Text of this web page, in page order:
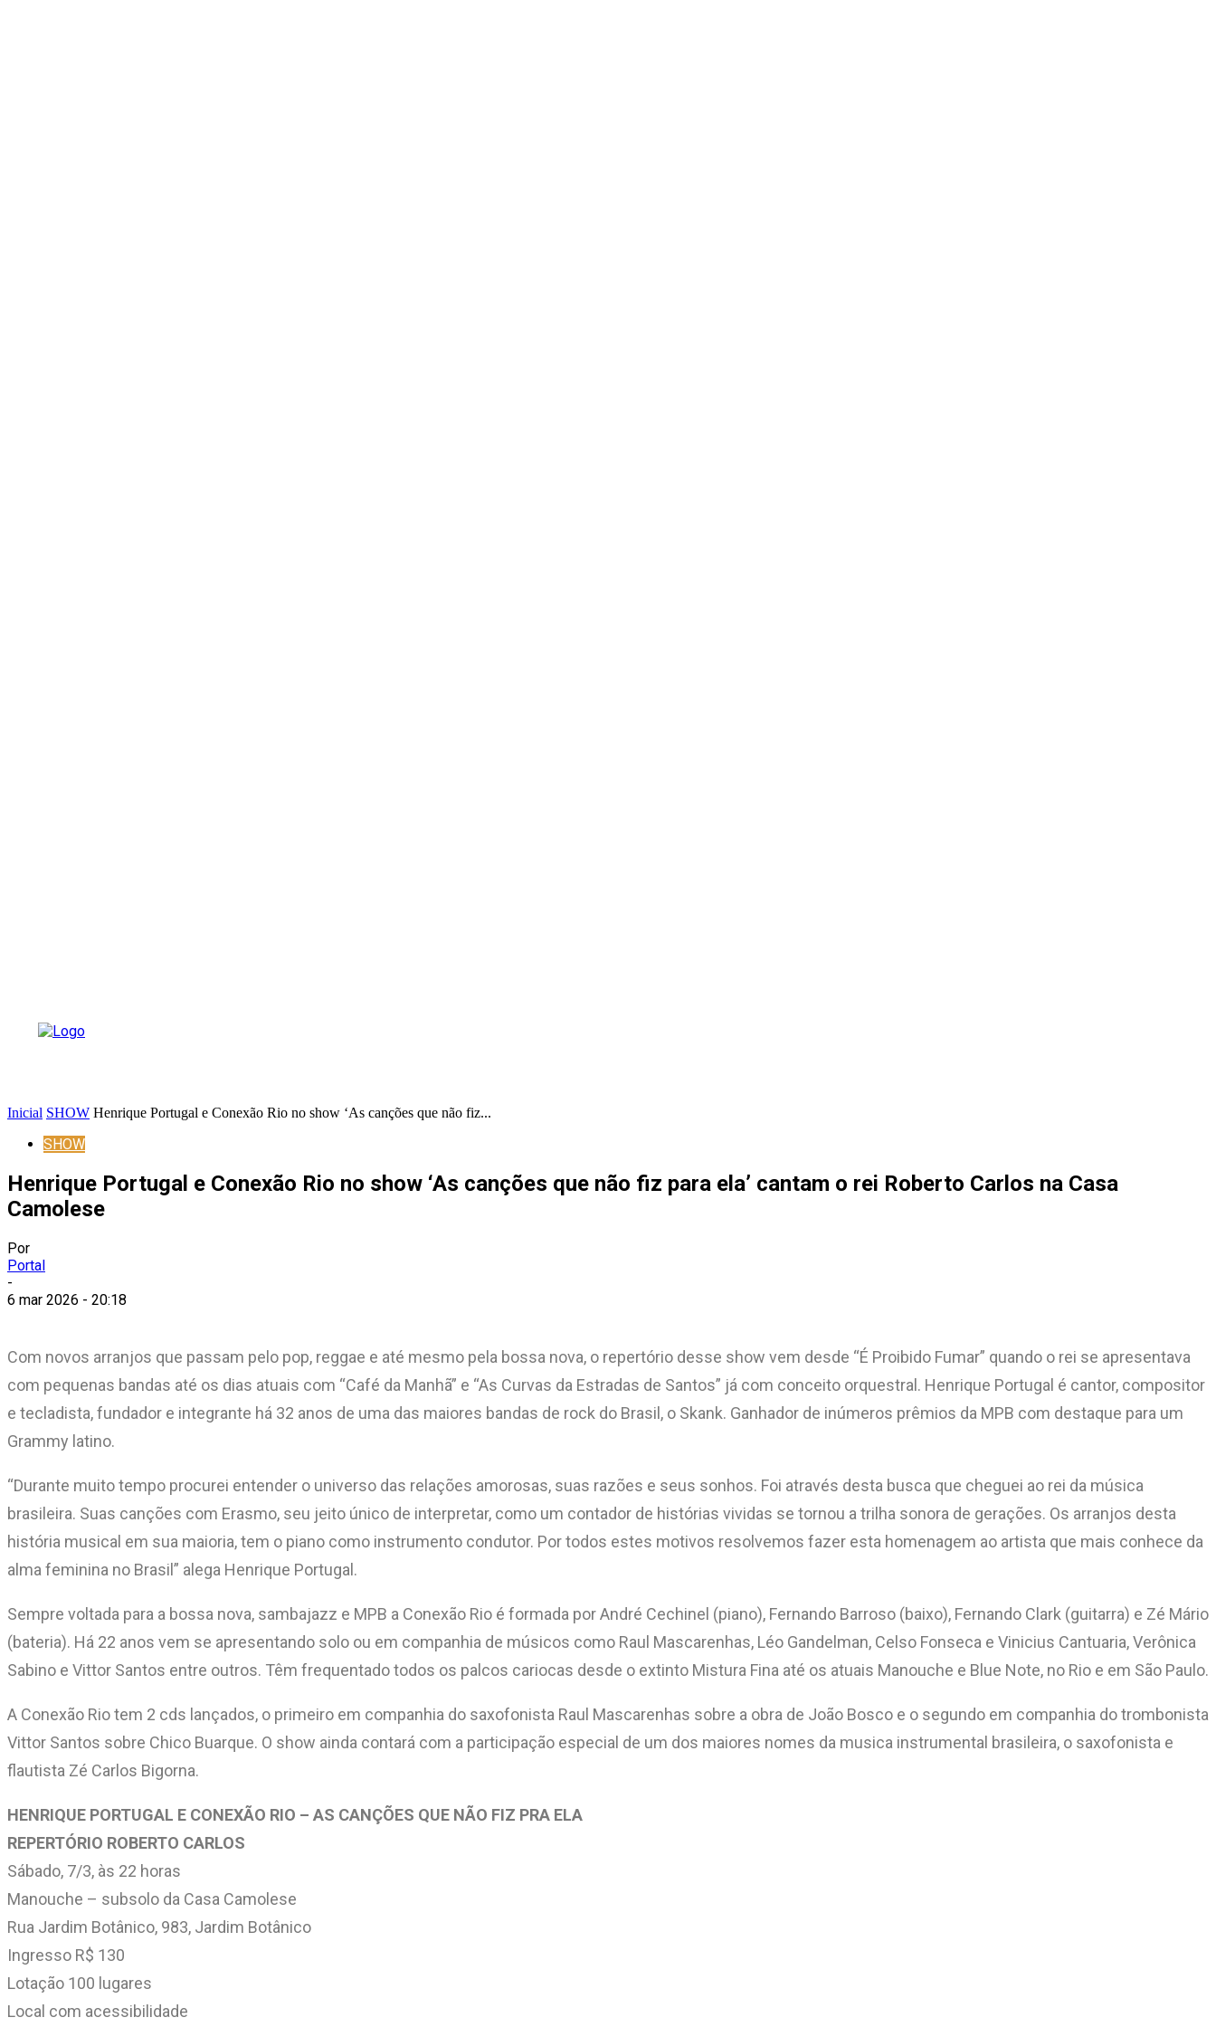
Inicial SHOW Henrique Portugal e Conexão Rio no show ‘As canções que não fiz...
SHOW
Henrique Portugal e Conexão Rio no show ‘As canções que não fiz para ela’ cantam o rei Roberto Carlos na Casa
Camolese
Por
Portal
-
6 mar 2026 - 20:18
Com novos arranjos que passam pelo pop, reggae e até mesmo pela bossa nova, o repertório desse show vem desde “É Proibido Fumar” quando o rei se apresentava
com pequenas bandas até os dias atuais com “Café da Manhã” e “As Curvas da Estradas de Santos” já com conceito orquestral. Henrique Portugal é cantor, compositor
e tecladista, fundador e integrante há 32 anos de uma das maiores bandas de rock do Brasil, o Skank. Ganhador de inúmeros prêmios da MPB com destaque para um
Grammy latino.
“Durante muito tempo procurei entender o universo das relações amorosas, suas razões e seus sonhos. Foi através desta busca que cheguei ao rei da música
brasileira. Suas canções com Erasmo, seu jeito único de interpretar, como um contador de histórias vividas se tornou a trilha sonora de gerações. Os arranjos desta
história musical em sua maioria, tem o piano como instrumento condutor. Por todos estes motivos resolvemos fazer esta homenagem ao artista que mais conhece da
alma feminina no Brasil” alega Henrique Portugal.
Sempre voltada para a bossa nova, sambajazz e MPB a Conexão Rio é formada por André Cechinel (piano), Fernando Barroso (baixo), Fernando Clark (guitarra) e Zé Mário
(bateria). Há 22 anos vem se apresentando solo ou em companhia de músicos como Raul Mascarenhas, Léo Gandelman, Celso Fonseca e Vinicius Cantuaria, Verônica
Sabino e Vittor Santos entre outros. Têm frequentado todos os palcos cariocas desde o extinto Mistura Fina até os atuais Manouche e Blue Note, no Rio e em São Paulo.
A Conexão Rio tem 2 cds lançados, o primeiro em companhia do saxofonista Raul Mascarenhas sobre a obra de João Bosco e o segundo em companhia do trombonista
Vittor Santos sobre Chico Buarque. O show ainda contará com a participação especial de um dos maiores nomes da musica instrumental brasileira, o saxofonista e
flautista Zé Carlos Bigorna.
HENRIQUE PORTUGAL E CONEXÃO RIO – AS CANÇÕES QUE NÃO FIZ PRA ELA
REPERTÓRIO ROBERTO CARLOS
Sábado, 7/3, às 22 horas
Manouche – subsolo da Casa Camolese
Rua Jardim Botânico, 983, Jardim Botânico
Ingresso R$ 130
Lotação 100 lugares
Local com acessibilidade